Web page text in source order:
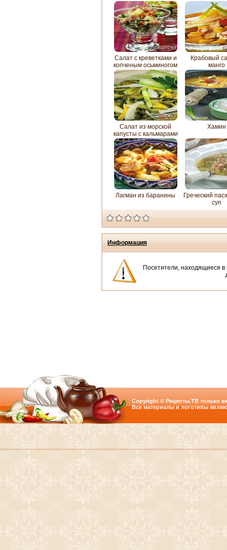
Салат с креветками и
копченым осьминогом
Крабовый
манго
Салат из морской
капусты с кальмарами
Хамин
Лагман из баранины
Греческий
суп
Информация
Посетители, находящиеся в
Copyright © Рецепты.ТВ только
Все материалы и логотипы